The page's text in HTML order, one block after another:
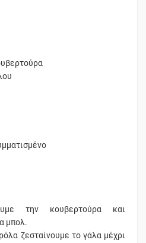
την κουβερτούρα και
μπολ.
ζεσταίνουμε το γάλα μέχρι